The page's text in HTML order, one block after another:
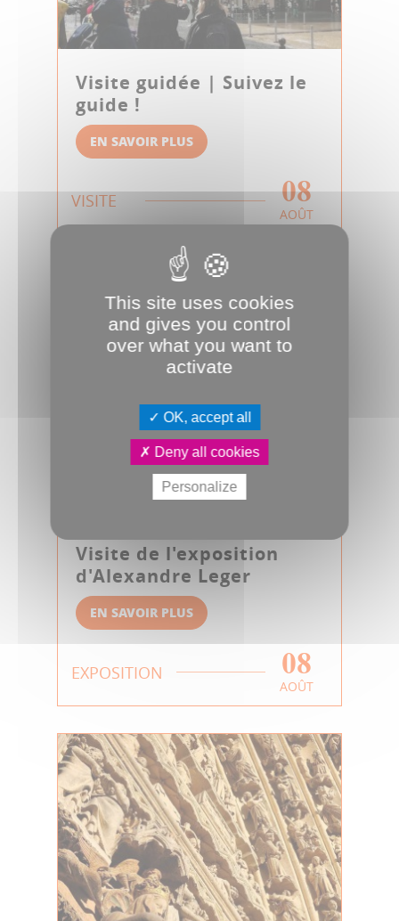
Visite guidée | Suivez le
guide !
EN SAVOIR PLUS
VISITE 08
AOÛT
Visite de l'exposition
d'Alexandre Leger
EN SAVOIR PLUS
EXPOSITION 08
AOÛT
This site uses cookies
and gives you control
over what you want to
activate
OK, accept all
Deny all cookies
Personalize